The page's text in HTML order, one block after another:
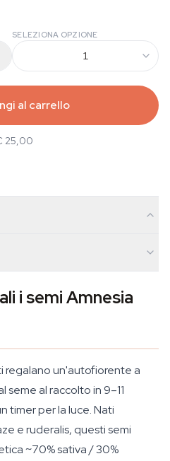
SELEZIONA OPZIONE
1
al carrello
25,00
i semi Amnesia
regalano un'autofiorente a
seme al raccolto in 9–11
timer per la luce. Nati
e ruderalis, questi semi
~70% sativa / 30%